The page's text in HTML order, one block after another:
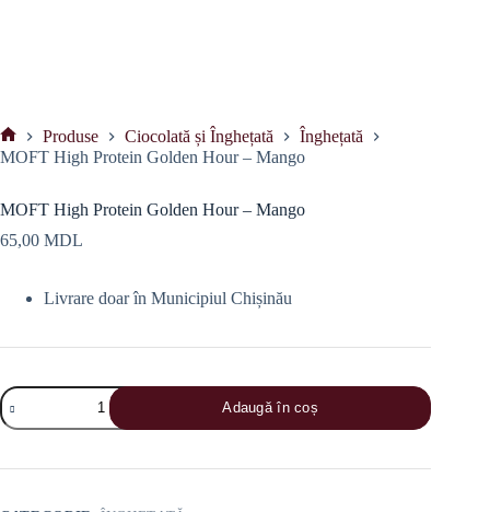
Prima
Produse Ciocolată și Înghețată
Înghețată
MOFT High Protein Golden Hour – Mango
MOFT High Protein Golden Hour – Mango
65,00 MDL
Livrare doar în Municipiul Chișinău
Cantitate
MOFT
High
Golden
Adaugă în coș